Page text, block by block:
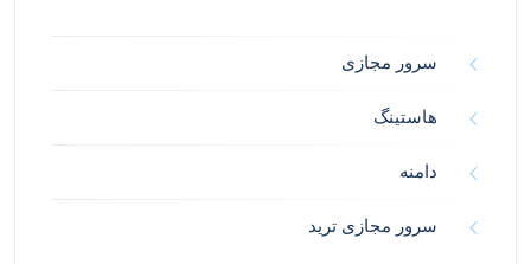
سرور مجازی
هاستینگ
دامنه
سرور مجازی ترید